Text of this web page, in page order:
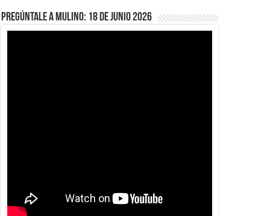
Pregúntale a Mulino: 18 de junio 2026